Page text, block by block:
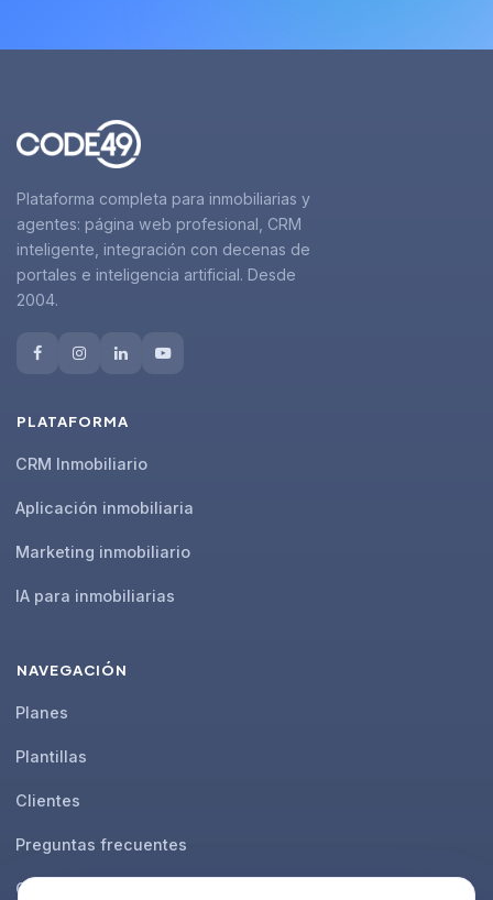
Plataforma completa para inmobiliarias y
agentes: página web profesional, CRM
inteligente, integración con decenas de
portales e inteligencia artificial. Desde
2004.
PLATAFORMA
CRM Inmobiliario
Aplicación inmobiliaria
Marketing inmobiliario
IA para inmobiliarias
NAVEGACIÓN
Planes
Plantillas
Clientes
Preguntas frecuentes
Contacto